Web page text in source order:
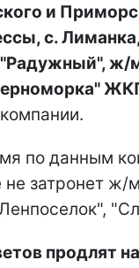
и
с.
ж/
по данным
не затронет ж/
продлят